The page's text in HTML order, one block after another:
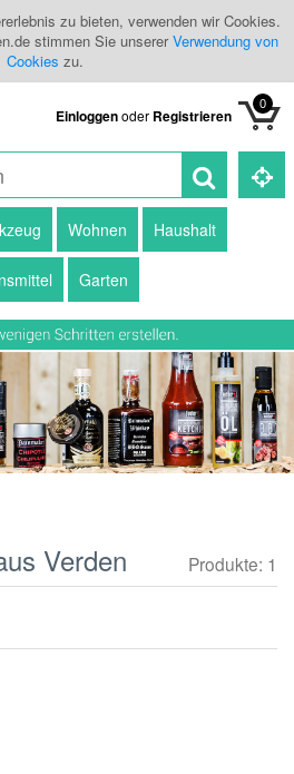
zu bieten, verwenden wir Cookies.
stimmen Sie unsererVerwendung von
Cookies zu.
Einloggenoder Registrieren
0
Wohnen Haushalt
Garten
Produkte: 1
Verden